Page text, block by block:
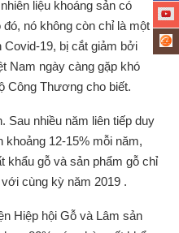
liệu khoáng sản có
đó, nó không còn chỉ là một
19, bị cắt giảm bởi
Nam ngày càng gặp khó
Công Thương cho biết.
Sau nhiều năm liên tiếp duy
12-15% mỗi năm,
khẩu gỗ và sản phẩm gỗ chỉ
cùng kỳ năm 2019 .
Hiệp hội Gỗ và Lâm sản